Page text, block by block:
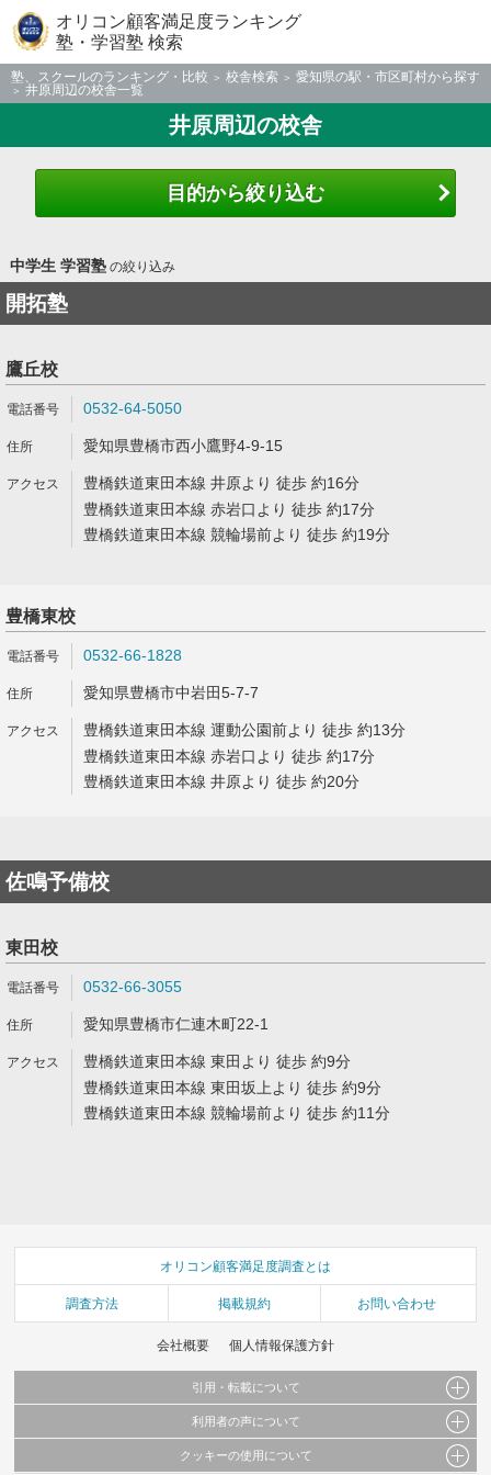
オリコン顧客満足度ランキング
塾・学習塾 検索
塾、スクールのランキング・比較 校舎検索
愛知県の駅・市区町村から探す
井原周辺の校舎一覧
井原周辺の校舎
目的から絞り込む
中学生 学習塾の絞り込み
開拓塾
鷹丘校
0532-64-5050
愛知県豊橋市西小鷹野4-9-15
豊橋鉄道東田本線 井原より 徒歩 約16分
豊橋鉄道東田本線 赤岩口より 徒歩 約17分
豊橋鉄道東田本線 競輪場前より 徒歩 約19分
豊橋東校
0532-66-1828
愛知県豊橋市中岩田5-7-7
豊橋鉄道東田本線 運動公園前より 徒歩 約13分
豊橋鉄道東田本線 赤岩口より 徒歩 約17分
豊橋鉄道東田本線 井原より 徒歩 約20分
佐鳴予備校
東田校
0532-66-3055
愛知県豊橋市仁連木町22-1
豊橋鉄道東田本線 東田より 徒歩 約9分
豊橋鉄道東田本線 東田坂上より 徒歩 約9分
豊橋鉄道東田本線 競輪場前より 徒歩 約11分
オリコン顧客満足度調査とは
調査方法 掲載規約 お問い合わせ
会社概要 個人情報保護方針
引用・転載について
当サイトで公開されている情報（文字、写真、イラスト、画像データ等）及びこれらの配
これらの情報を権利者の許可なく無断転載・複製などの二次利用を行うことは固く禁じて
利用者の声について
当サイトに掲載している内容はすべてサービスの利用者が提出された見解・感想です。
クッキーの使用について